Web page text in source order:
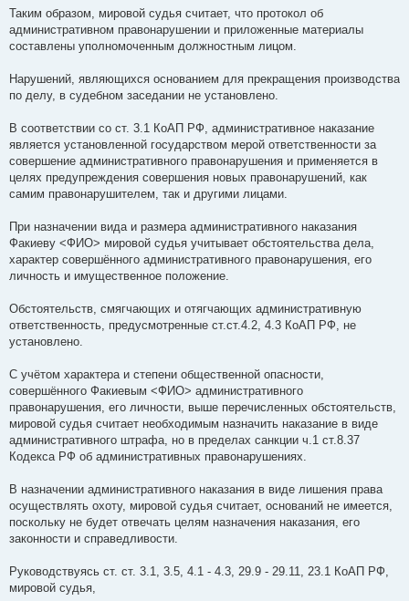
Таким образом, мировой судья считает, что протокол об
административном правонарушении и приложенные материалы
составлены уполномоченным должностным лицом.
Нарушений, являющихся основанием для прекращения производства
по делу, в судебном заседании не установлено.
В соответствии со ст. 3.1 КоАП РФ, административное наказание
является установленной государством мерой ответственности за
совершение административного правонарушения и применяется в
целях предупреждения совершения новых правонарушений, как
самим правонарушителем, так и другими лицами.
При назначении вида и размера административного наказания
Факиеву <ФИО> мировой судья учитывает обстоятельства дела,
характер совершённого административного правонарушения, его
личность и имущественное положение.
Обстоятельств, смягчающих и отягчающих административную
ответственность, предусмотренные ст.ст.4.2, 4.3 КоАП РФ, не
установлено.
С учётом характера и степени общественной опасности,
совершённого Факиевым <ФИО> административного
правонарушения, его личности, выше перечисленных обстоятельств,
мировой судья считает необходимым назначить наказание в виде
административного штрафа, но в пределах санкции ч.1 ст.8.37
Кодекса РФ об административных правонарушениях.
В назначении административного наказания в виде лишения права
осуществлять охоту, мировой судья считает, оснований не имеется,
поскольку не будет отвечать целям назначения наказания, его
законности и справедливости.
Руководствуясь ст. ст. 3.1, 3.5, 4.1 - 4.3, 29.9 - 29.11, 23.1 КоАП РФ,
мировой судья,